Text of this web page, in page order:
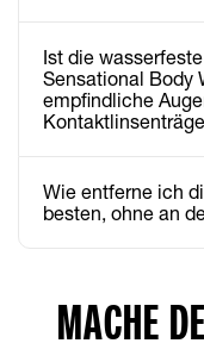
Ist die
Sensational Body
empfindliche
Wie entferne ich
besten, ohne an
MACHE